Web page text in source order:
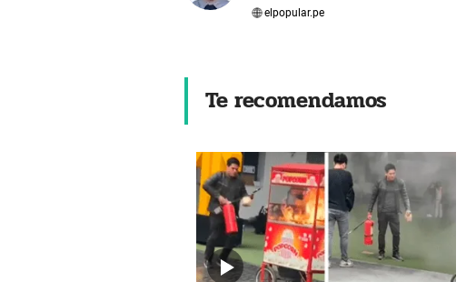
elpopular.pe
Te recomendamos